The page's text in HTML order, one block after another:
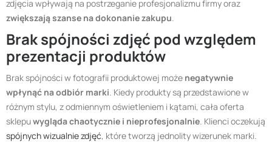
zdjęcia wpływają na postrzeganie profesjonalizmu firmy oraz
zwiększają szanse na dokonanie zakupu.
Brak spójności zdjęć pod względem
prezentacji produktów
Brak spójności w fotografii produktowej może negatywnie
wpłynąć na odbiór marki. Kiedy produkty są przedstawione w
różnym stylu, z odmiennym oświetleniem i kątami, cała oferta
sklepuwygląda chaotycznie i nieprofesjonalnie. Klienci oczekują
spójnych wizualnie zdjęć, które tworzą jednolity wizerunek marki.